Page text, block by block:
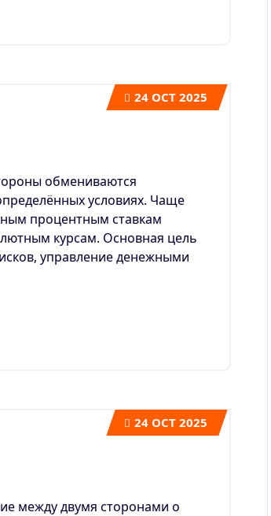
24OCT 2025
обмениваются
условиях. Чаще
процентным ставкам
курсам. Основная цель
управление денежными
24OCT 2025
между двумя сторонами о